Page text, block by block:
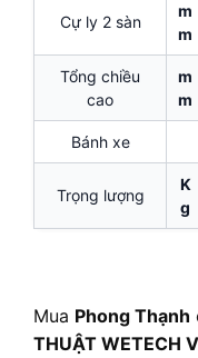
Cự ly 2 sàn
m
m
Tổng chiều
cao
m
m
Bánh xe
Trọng lượng
K
g
Mua Phong Thạnh
THUẬT WETECH